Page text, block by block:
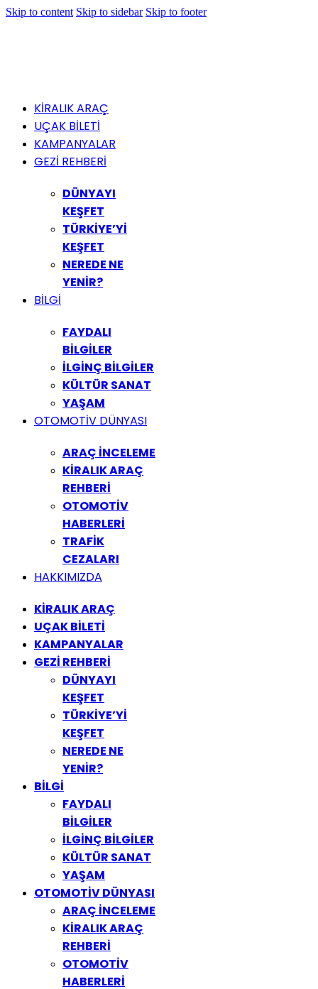
Skip to content Skip to sidebar Skip to footer
KİRALIK ARAÇ
UÇAK BİLETİ
KAMPANYALAR
GEZİ REHBERİ
DÜNYAYI
KEŞFET
TÜRKİYE’Yİ
KEŞFET
NEREDE NE
YENİR?
BİLGİ
FAYDALI
BİLGİLER
İLGİNÇ BİLGİLER
KÜLTÜR SANAT
YAŞAM
OTOMOTİV DÜNYASI
ARAÇ İNCELEME
KİRALIK ARAÇ
REHBERİ
OTOMOTİV
HABERLERİ
TRAFİK
CEZALARI
HAKKIMIZDA
KİRALIK ARAÇ
UÇAK BİLETİ
KAMPANYALAR
GEZİ REHBERİ
DÜNYAYI
KEŞFET
TÜRKİYE’Yİ
KEŞFET
NEREDE NE
YENİR?
BİLGİ
FAYDALI
BİLGİLER
İLGİNÇ BİLGİLER
KÜLTÜR SANAT
YAŞAM
OTOMOTİV DÜNYASI
ARAÇ İNCELEME
KİRALIK ARAÇ
REHBERİ
OTOMOTİV
HABERLERİ